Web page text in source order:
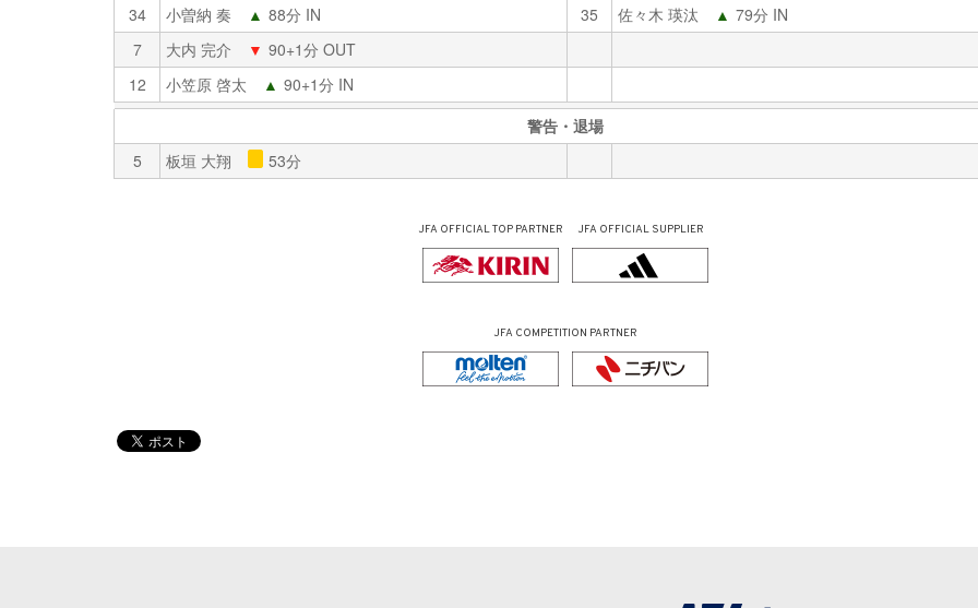
34
小曽納 奏 ▲ 88分 IN 35 佐々木 瑛汰 ▲ 79分 IN
7
大内 完介 ▼ 90+1分 OUT
12
小笠原 啓太 ▲ 90+1分 IN
警告・退場
5
板垣 大翔 53分
JFA OFFICIALTOP PARTNER JFA OFFICIAL SUPPLIER
JFA COMPETITION PARTNER